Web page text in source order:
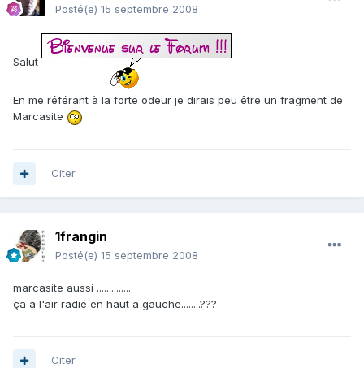
Posté(e) 15 septembre 2008
Salut
En me référant à la forte odeur je dirais peu être un fragment de
Marcasite
Citer
1frangin
Posté(e) 15 septembre 2008
marcasite aussi ..............
ça a l'air radié en haut a gauche........???
Citer